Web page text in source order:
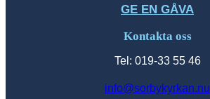
GE EN GÅVA
Kontakta oss
Tel: 019-33 55 46
info@sorbykyrkan.nu